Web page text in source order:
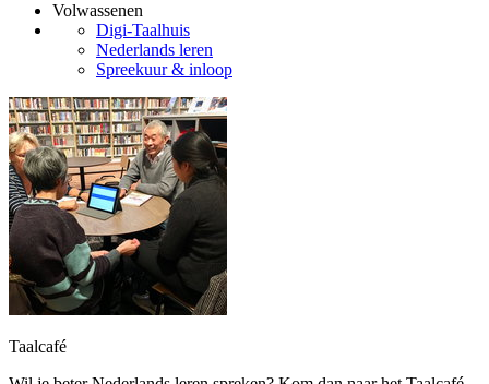
Volwassenen
Digi-Taalhuis
Nederlands leren
Spreekuur & inloop
Taalcafé